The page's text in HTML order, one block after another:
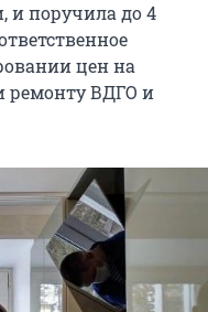
и поручила до 4
цен на
ремонту ВДГО и